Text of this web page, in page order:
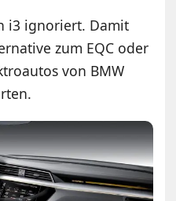
i3 ignoriert. Damit
zum EQC oder
von BMW